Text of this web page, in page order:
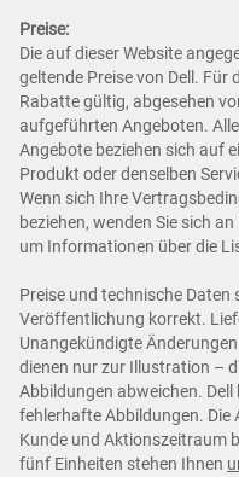
Preise:
Die auf dieser Website
geltende Preise von Dell. Für
Rabatte gültig, abgesehen
aufgeführten Angeboten.
Angebote beziehen sich auf
Produkt oder denselben
Wenn sich Ihre
beziehen, wenden Sie sich
um Informationen über die
Preise und technische
Veröffentlichung korrekt.
Unangekündigte
dienen nur zur Illustration –
Abbildungen abweichen.
fehlerhafte Abbildungen. Die
Kunde und Aktionszeitraum
fünf Einheiten stehen Ihnen